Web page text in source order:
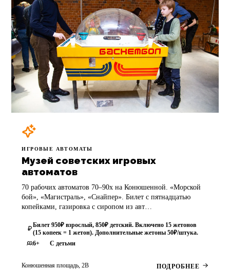
ИГРОВЫЕ АВТОМАТЫ
Музей советских игровых
автоматов
70 рабочих автоматов 70–90х на Конюшенной. «Морской
бой», «Магистраль», «Снайпер». Билет с пятнадцатью
копейками, газировка с сиропом из авт…
Билет 950₽ взрослый, 850₽ детский. Включено 15 жетонов
(15 копеек = 1 жетон). Дополнительные жетоны 50₽/штука.
6+
С детьми
Конюшенная площадь, 2В ПОДРОБНЕЕ